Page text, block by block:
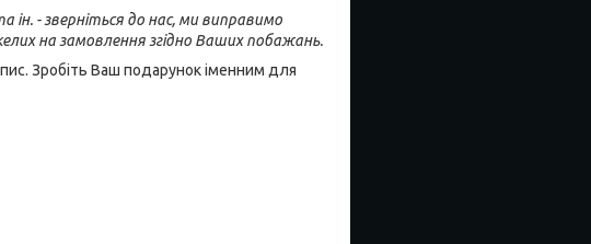
- зверніться до нас, ми виправимо
на замовлення згідно Ваших побажань.
Зробіть Ваш подарунок іменним для